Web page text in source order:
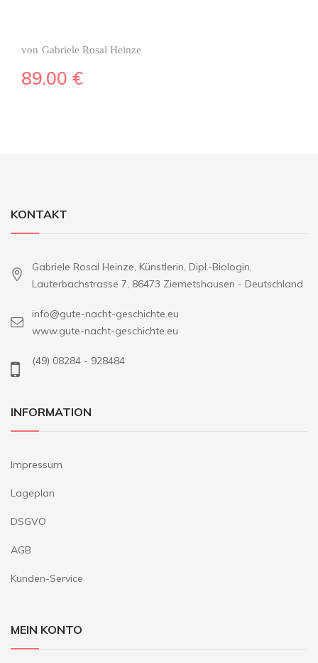
von Gabriele Rosal Heinze
89.00 €
KONTAKT
Gabriele Rosal Heinze, Künstlerin, Dipl.-Biologin,
Lauterbachstrasse 7, 86473 Ziemetshausen - Deutschland
info@gute-nacht-geschichte.eu
www.gute-nacht-geschichte.eu
(49) 08284 - 928484
INFORMATION
Impressum
Lageplan
DSGVO
AGB
Kunden-Service
MEIN KONTO